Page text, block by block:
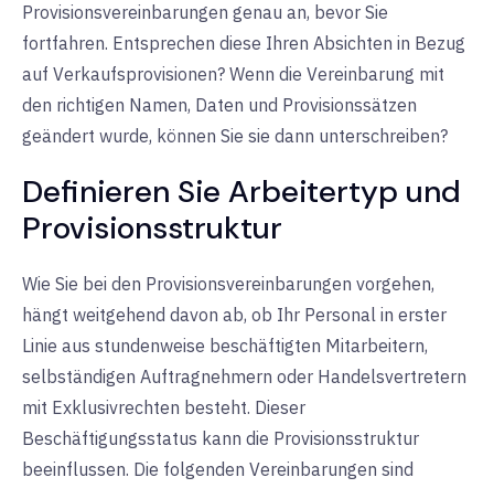
Provisionsvereinbarungen genau an, bevor Sie
fortfahren. Entsprechen diese Ihren Absichten in Bezug
auf Verkaufsprovisionen? Wenn die Vereinbarung mit
den richtigen Namen, Daten und Provisionssätzen
geändert wurde, können Sie sie dann unterschreiben?
Definieren Sie Arbeitertyp und
Provisionsstruktur
Wie Sie bei den Provisionsvereinbarungen vorgehen,
hängt weitgehend davon ab, ob Ihr Personal in erster
Linie aus stundenweise beschäftigten Mitarbeitern,
selbständigen Auftragnehmern oder Handelsvertretern
mit Exklusivrechten besteht. Dieser
Beschäftigungsstatus kann die Provisionsstruktur
beeinflussen. Die folgenden Vereinbarungen sind